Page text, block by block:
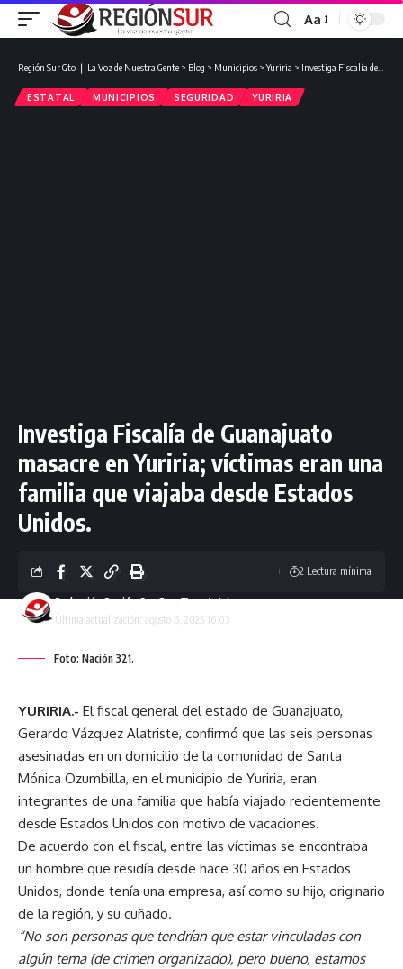
Aa
Región Sur Gto ❘ La Voz de Nuestra Gente > Blog > Municipios >Yuriria > Investiga Fiscalía de Guanajuato masacre en Yuriria; víctimas eran una familia que viajaba desde Estados Unidos.
ESTATAL MUNICIPIOS SEGURIDAD YURIRIA
Investiga Fiscalía de Guanajuato
masacre en Yuriria; víctimas eran una
familia que viajaba desde Estados
Unidos.
Última actualización: agosto 6, 2025 16:03
Redacción Región Sur Gto
2 Lectura mínima
Foto: Nación 321.
YURIRIA.- El fiscal general del estado de Guanajuato,
Gerardo Vázquez Alatriste, confirmó que las seis personas
asesinadas en un domicilio de la comunidad de Santa
Mónica Ozumbilla, en el municipio de Yuriria, eran
integrantes de una familia que había viajado recientemente
desde Estados Unidos con motivo de vacaciones.
De acuerdo con el fiscal, entre las víctimas se encontraba
un hombre que residía desde hace 30 años en Estados
Unidos, donde tenía una empresa, así como su hijo, originario
de la región, y su cuñado.
“No son personas que tendrían que estar vinculadas con
algún tema (de crimen organizado), pero bueno, estamos